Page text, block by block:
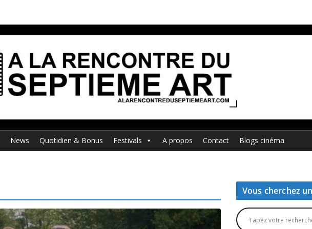
News Quotidien & Bonus Festivals A propos Contact Blogs cinéma
Vous cherchez